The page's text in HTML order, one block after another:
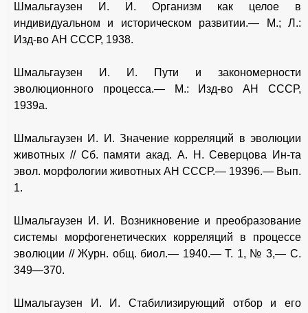
Шмальгаузен И. И. Организм как целое в
индивидуальном и историческом развитии.— М.; Л.:
Изд-во АН СССР, 1938.
Шмальгаузен И. И. Пути и закономерности
эволюционного процесса.— М.: Изд-во АН СССР,
1939а.
Шмальгаузен И. И. Значение корреляций в эволюции
животных // Сб. памяти акад. А. Н. Северцова Ин-та
эвол. морфологии животных АН СССР.— 19396.— Вып.
1.
Шмальгаузен И. И. Возникновение и преобразование
системы морфогенетических корреляций в процессе
эволюции // Журн. общ. биол.— 1940.— Т. 1, № 3,— С.
349—370.
Шмальгаузен И. И. Стабилизирующий отбор и его